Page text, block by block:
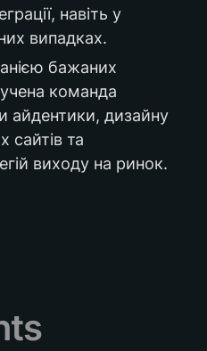
навіть у
випадках.
бажаних
команда
айдентики, дизайну
сайтів та
виходу на ринок.